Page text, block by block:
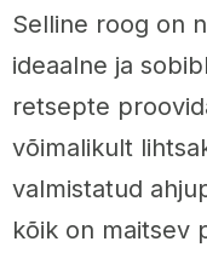
Selline roog on
ideaalne ja
retsepte
võimalikult
valmistatud
kõik on maitsev